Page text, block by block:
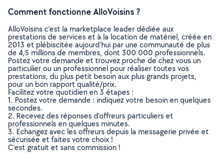
Comment fonctionne AlloVoisins ?
AlloVoisins c’est la marketplace leader dédiée aux
prestations de services et à la location de matériel, créée en
2013 et plébiscitée aujourd’hui par une communauté de plus
de 4,5 millions de membres, dont 300 000 professionnels.
Postez votre demande et trouvez proche de chez vous un
particulier ou un professionnel pour réaliser toutes vos
prestations, du plus petit besoin aux plus grands projets,
pour un bon rapport qualité/prix.
Facilitez votre quotidien en 3 étapes :
1. Postez votre demande : indiquez votre besoin en quelques
secondes.
2. Recevez des réponses d’offreurs particuliers et
professionnels en quelques minutes.
3. Echangez avec les offreurs depuis la messagerie privée et
sécurisée et faites votre choix !
C’est gratuit et sans commission !